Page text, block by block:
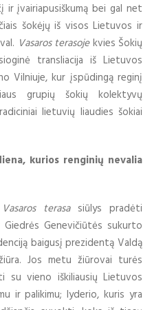
įvairiapusiškumą bei gal net
šokėjų iš visos Lietuvos ir
Vasaros terasojekvies Šokių
transliacija iš Lietuvos
Vilniuje, kur įspūdingą reginį
grupių šokių kolektyvų
lietuvių liaudies šokiai
kurios renginių nevalia
Vasaros terasasiūlys pradėti
Genevičiūtės sukurto
baigusį prezidentą Valdą
Jos metu žiūrovai turės
su vieno iškiliausių Lietuvos
ir palikimu; lyderio, kuris yra